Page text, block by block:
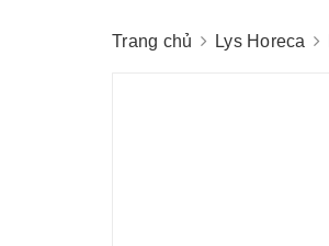
Trang chủ Lys Horeca